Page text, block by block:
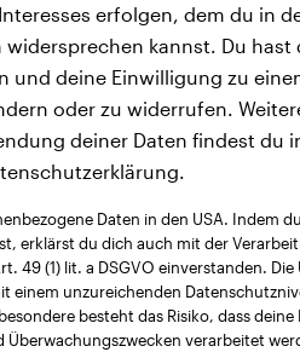
erfolgen, dem du in
kannst. Du hast
und deine Einwilligung zu
oder zu widerrufen.
deiner Daten findest du
Daten in den USA. Indem
erklärst du dich auch mit der
49 (1) lit. a DSGVO einverstanden. Die
einem unzureichenden
besteht das Risiko, dass deine
verarbeitet